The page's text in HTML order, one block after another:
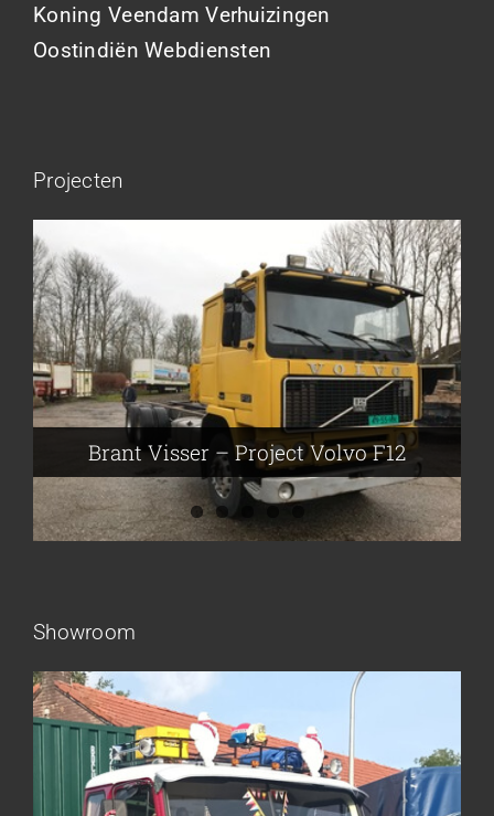
Koning Veendam Verhuizingen
Oostindiën Webdiensten
Projecten
Brant Visser – Project Volvo F12
Flikkema – Spijk
Brant Visser – Project Volvo F88
Auke van der Kooi – Projekt Scania
John Moesker – Project Bedford
Showroom